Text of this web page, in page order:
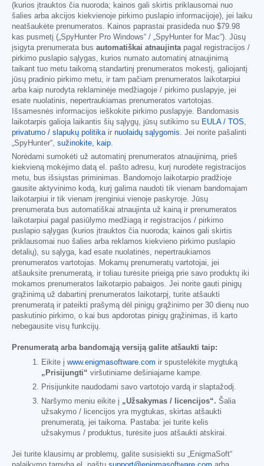
(kurios įtrauktos čia nuoroda; kainos gali skirtis priklausomai nuo
šalies arba akcijos kiekvienoje pirkimo puslapio informacijoje), jei laiku
neatšaukėte prenumeratos. Kainos paprastai prasideda nuo $79.98
kas pusmetį („SpyHunter Pro Windows“ / „SpyHunter for Mac“). Jūsų
įsigyta prenumerata bus automatiškai atnaujintapagal registracijos /
pirkimo puslapio sąlygas, kurios numato automatinį atnaujinimą
taikant tuo metu taikomą standartinį prenumeratos mokestį, galiojantį
jūsų pradinio pirkimo metu, ir tam pačiam prenumeratos laikotarpiui
arba kaip nurodyta reklaminėje medžiagoje / pirkimo puslapyje, jei
esate nuolatinis, nepertraukiamas prenumeratos vartotojas.
Išsamesnės informacijos ieškokite pirkimo puslapyje. Bandomasis
laikotarpis galioja laikantis šių sąlygų, jūsų sutikimo su EULA / TOS,
privatumo / slapukų politikair nuolaidų sąlygomis. Jei norite pašalinti
„SpyHunter“, sužinokite, kaip.
Norėdami sumokėti už automatinį prenumeratos atnaujinimą, prieš
kiekvieną mokėjimo datą el. pašto adresu, kurį nurodėte registracijos
metu, bus išsiųstas priminimas. Bandomojo laikotarpio pradžioje
gausite aktyvinimo kodą, kurį galima naudoti tik vienam bandomajam
laikotarpiui ir tik vienam įrenginiui vienoje paskyroje. Jūsų
prenumerata bus automatiškai atnaujinta už kainą ir prenumeratos
laikotarpiui pagal pasiūlymo medžiagą ir registracijos / pirkimo
puslapio sąlygas (kurios įtrauktos čia nuoroda; kainos gali skirtis
priklausomai nuo šalies arba reklamos kiekvieno pirkimo puslapio
detalių), su sąlyga, kad esate nuolatinės, nepertraukiamos
prenumeratos vartotojas. Mokamų prenumeratų vartotojai, jei
atšauksite prenumeratą, ir toliau turėsite prieigą prie savo produktų iki
mokamos prenumeratos laikotarpio pabaigos. Jei norite gauti pinigų
grąžinimą už dabartinį prenumeratos laikotarpį, turite atšaukti
prenumeratą ir pateikti prašymą dėl pinigų grąžinimo per 30 dienų nuo
paskutinio pirkimo, o kai bus apdorotas pinigų grąžinimas, iš karto
nebegausite visų funkcijų.
Prenumeratą arba bandomąją versiją galite atšaukti taip:
Eikite į www.enigmasoftware.com ir spustelėkite mygtuką
„Prisijungti“ viršutiniame dešiniajame kampe.
Prisijunkite naudodami savo vartotojo vardą ir slaptažodį.
Naršymo meniu eikite į „Užsakymas / licencijos“. Šalia
užsakymo / licencijos yra mygtukas, skirtas atšaukti
prenumeratą, jei taikoma. Pastaba: jei turite kelis
užsakymus / produktus, turėsite juos atšaukti atskirai.
Jei turite klausimų ar problemų, galite susisiekti su „EnigmaSoft“